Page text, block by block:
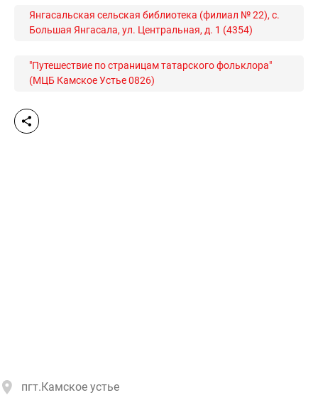
Янгасальская сельская библиотека (филиал № 22), с.
Большая Янгасала, ул. Центральная, д. 1 (4354)
"Путешествие по страницам татарского фольклора"
(МЦБ Камское Устье 0826)
пгт.Камское устье